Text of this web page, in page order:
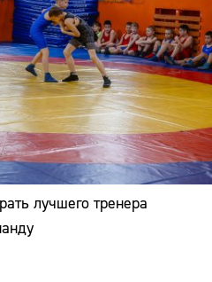
лучшего тренера